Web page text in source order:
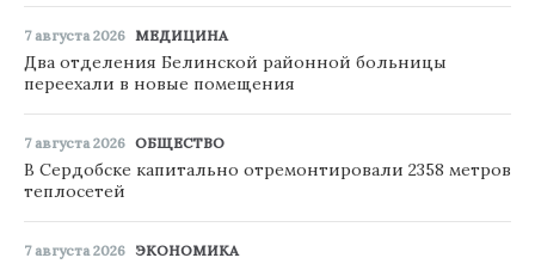
7 августа 2026 МЕДИЦИНА
Два отделения Белинской районной больницы
переехали в новые помещения
7 августа 2026 ОБЩЕСТВО
В Сердобске капитально отремонтировали 2358 метров
теплосетей
7 августа 2026 ЭКОНОМИКА